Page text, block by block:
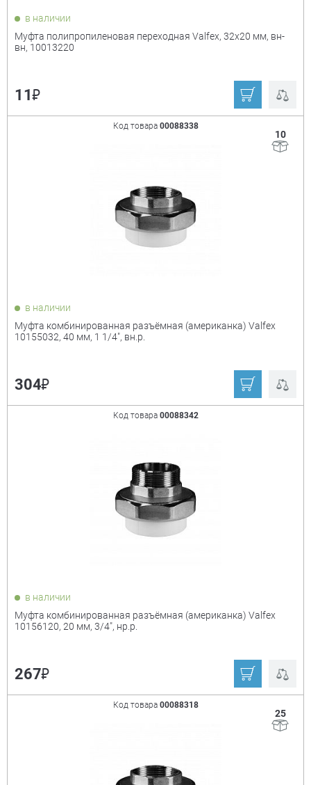
в наличии
Муфта полипропиленовая переходная Valfex, 32х20 мм, вн-
вн, 10013220
11₽
Код товара 00088338
10
в наличии
Муфта комбинированная разъёмная (американка) Valfex
10155032, 40 мм, 1 1/4", вн.р.
304₽
Код товара 00088342
в наличии
Муфта комбинированная разъёмная (американка) Valfex
10156120, 20 мм, 3/4", нр.р.
267₽
Код товара 00088318
25